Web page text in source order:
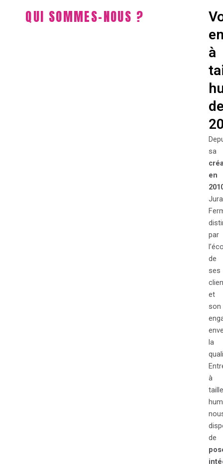
QUI SOMMES-NOUS ?
à
sa
en
Jura
par
de
ses
et
son
la
à
taille
de